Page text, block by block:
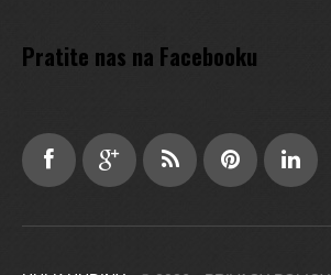
Pratite nas na Facebooku